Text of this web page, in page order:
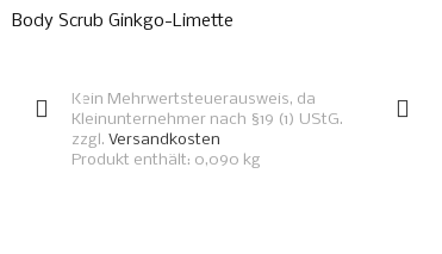
Body Scrub Ginkgo-Limette
Kein Mehrwertsteuerausweis, da
Kleinunternehmer nach §19 (1) UStG.
zzgl. Versandkosten
Produkt enthält: 0,090 kg